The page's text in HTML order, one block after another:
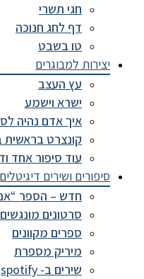
חגי תשרי
דף לחג חנוכה
טו בשבט
יצירות למבוגרים
עץ העצב
ישרא וישמע
איך אדם נהיה
קונצרט בראשית
עוד סיפור אחד
סיפורים ושירים דיגיטלים
חדש – הספר
סרטונים
ספרים מקוונים
מיריק מספרת
שירים ב- spotify